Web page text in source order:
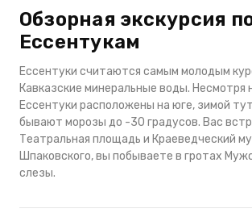
Обзорная экскурсия
Ессентукам
Ессентуки считаются самым молодым
Кавказские минеральные воды. Несмотря
Ессентуки расположены на юге, зимой
бывают морозы до -30 градусов. Вас
Театральная площадь и Краеведческий
Шпаковского, вы побываете в гротах
слезы.